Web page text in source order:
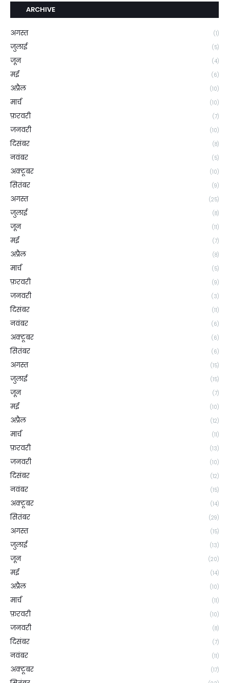
ARCHIVE
अगस्त (1)
जुलाई (5)
जून (4)
मई (6)
अप्रैल (10)
मार्च (10)
फ़रवरी (7)
जनवरी (10)
दिसंबर (8)
नवंबर (5)
अक्टूबर (10)
सितंबर (9)
अगस्त (25)
जुलाई (8)
जून (11)
मई (7)
अप्रैल (8)
मार्च (5)
फ़रवरी (9)
जनवरी (3)
दिसंबर (11)
नवंबर (6)
अक्टूबर (6)
सितंबर (6)
अगस्त (15)
जुलाई (15)
जून (7)
मई (10)
अप्रैल (12)
मार्च (11)
फ़रवरी (13)
जनवरी (10)
दिसंबर (12)
नवंबर (15)
अक्टूबर (14)
सितंबर (29)
अगस्त (15)
जुलाई (13)
जून (20)
मई (14)
अप्रैल (10)
मार्च (11)
फ़रवरी (10)
जनवरी (8)
दिसंबर (7)
नवंबर (11)
अक्टूबर (17)